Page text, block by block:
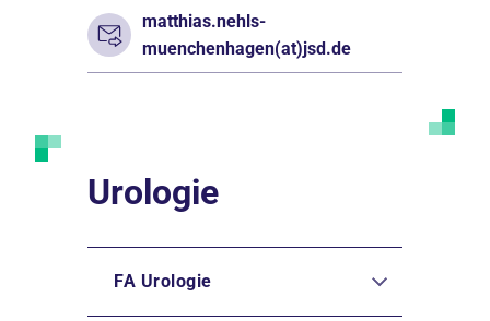
matthias.nehls-
muenchenhagen(at)jsd.de
Urologie
FA Urologie